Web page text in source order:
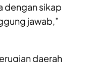
dengan sikap
jawab,”
daerah